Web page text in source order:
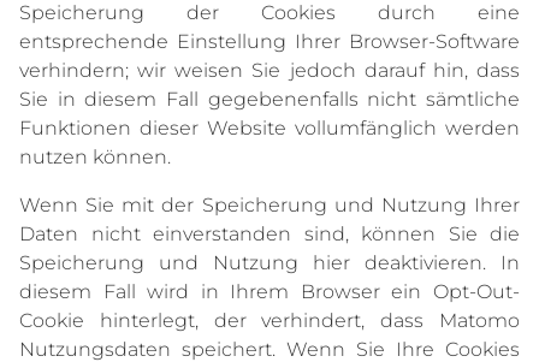
Speicherung der Cookies durch eine
entsprechende Einstellung Ihrer Browser-Software
verhindern; wir weisen Sie jedoch darauf hin, dass
Sie in diesem Fall gegebenenfalls nicht sämtliche
Funktionen dieser Website vollumfänglich werden
nutzen können.
Wenn Sie mit der Speicherung und Nutzung Ihrer
Daten nicht einverstanden sind, können Sie die
Speicherung und Nutzung hier deaktivieren. In
diesem Fall wird in Ihrem Browser ein Opt-Out-
Cookie hinterlegt, der verhindert, dass Matomo
Nutzungsdaten speichert. Wenn Sie Ihre Cookies